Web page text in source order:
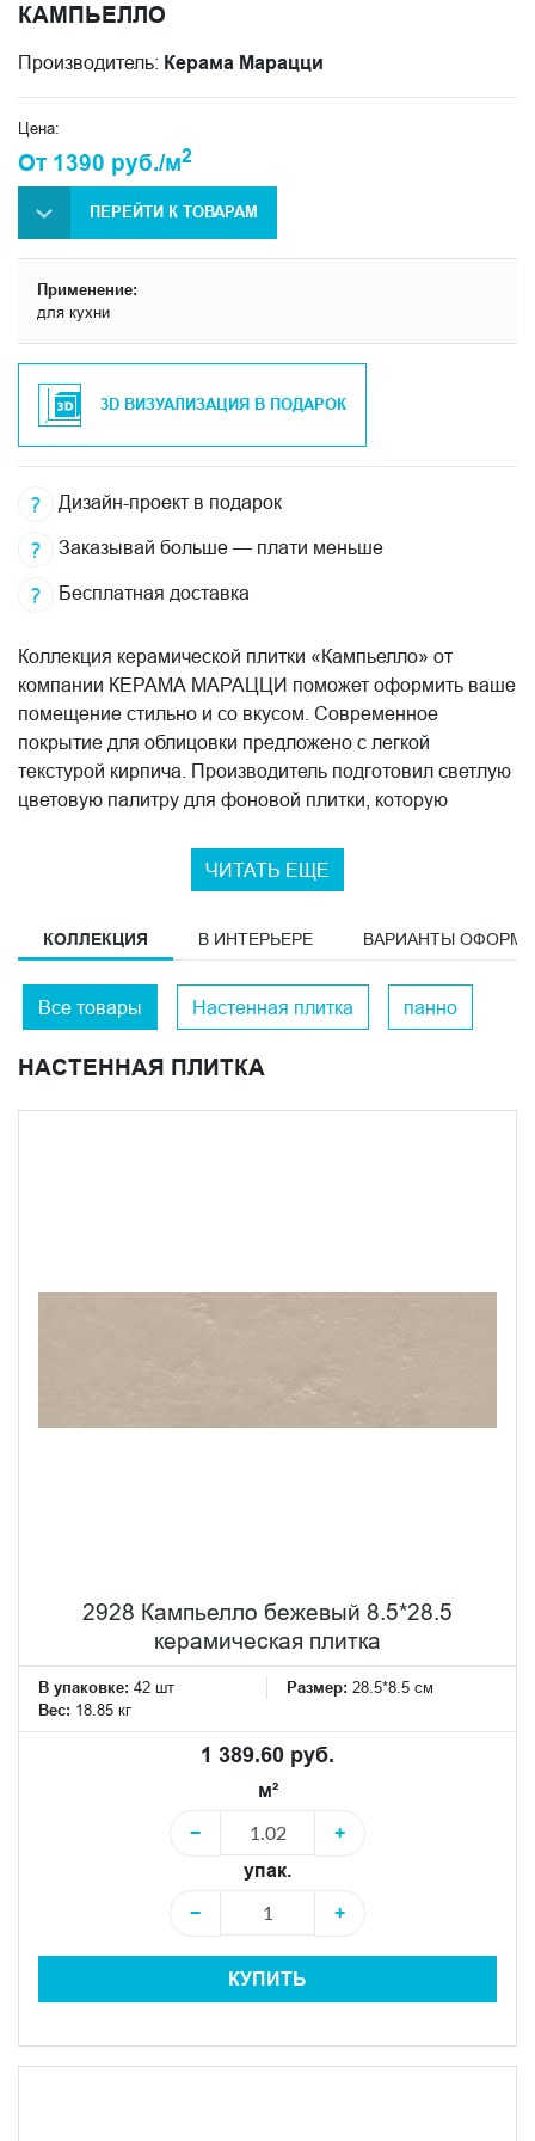
КАМПЬЕЛЛО
Производитель: Керама Марацци
Цена:
От 1390 руб./м2
ПЕРЕЙТИ К ТОВАРАМ
Применение:
для кухни
3D ВИЗУАЛИЗАЦИЯ В ПОДАРОК
Дизайн-проект в подарок
Заказывай больше — плати меньше
Бесплатная доставка
Коллекция керамической плитки «Кампьелло» от
компании КЕРАМА МАРАЦЦИ поможет оформить ваше
помещение стильно и со вкусом. Современное
покрытие для облицовки предложено с легкой
текстурой кирпича. Производитель подготовил светлую
цветовую палитру для фоновой плитки, которую
небольших элементов и создает акцент. На плитках с
геометрические рельефные орнаменты. Создайте
«Кампьелло» и подчеркните свой утонченный вкус. На
нашем фирменном интернет-сайте КЕРАМА МАРАЦЦИ
вы всегда найдете всю актуальную информацию о
ЧИТАТЬ ЕЩЕ
КОЛЛЕКЦИЯ В ИНТЕРЬЕРЕ ВАРИАНТЫ
Все товары Настенная плитка панно
НАСТЕННАЯ ПЛИТКА
2928 Кампьелло бежевый 8.5*28.5
керамическая плитка
В упаковке: 42 шт Размер: 28.5*8.5 см
Вес: 18.85 кг
1 389.60 руб.
м²
−
+
упак.
−
+
КУПИТЬ